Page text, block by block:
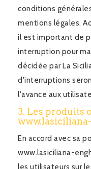
conditions
mentions légales.
il est important de
interruption pour
décidée par La
d'interruptions
l'avance aux
3. Les produits
En accord avec sa
www.lasiciliana-
les utilisateurs sur